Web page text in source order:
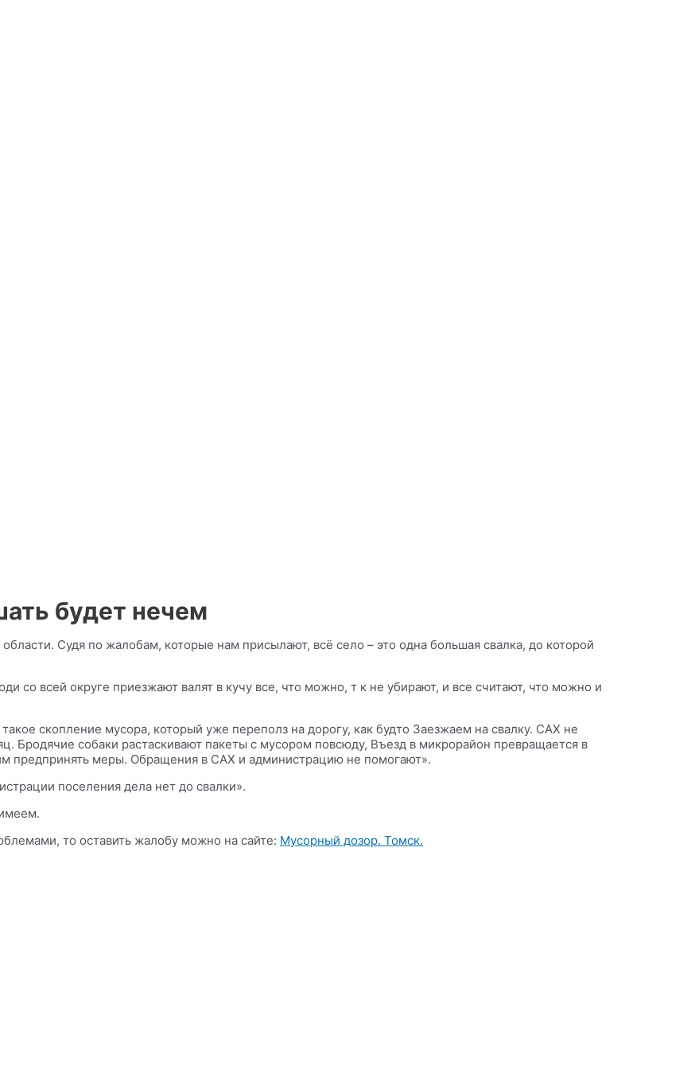
будет нечем
Судя по жалобам, которые нам присылают, всё село – это одна большая свалка, до которой
со всей округе приезжают валят в кучу все, что можно, т к не убирают, и все считают, что можно и
скопление мусора, который уже переполз на дорогу, как будто Заезжаем на свалку. САХ не
Бродячие собаки растаскивают пакеты с мусором повсюду, Въезд в микрорайон превращается в
предпринять меры. Обращения в САХ и администрацию не помогают».
поселения дела нет до свалки».
то оставить жалобу можно на сайте: Мусорный дозор. Томск.